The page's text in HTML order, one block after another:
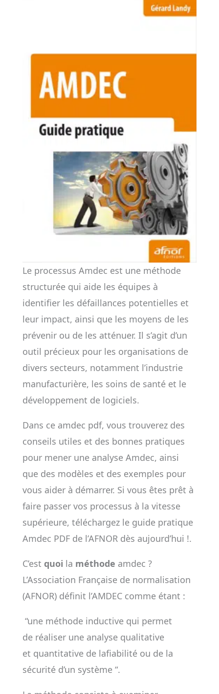
Le processus Amdec est une méthode
structurée qui aide les équipes à
identifier les défaillances potentielles et
leur impact, ainsi que les moyens de les
prévenir ou de les atténuer. Il s’agit d’un
outil précieux pour les organisations de
divers secteurs, notamment l’industrie
manufacturière, les soins de santé et le
développement de logiciels.
Dans ce amdec pdf, vous trouverez des
conseils utiles et des bonnes pratiques
pour mener une analyse Amdec, ainsi
que des modèles et des exemples pour
vous aider à démarrer. Si vous êtes prêt à
faire passer vos processus à la vitesse
supérieure, téléchargez le guide pratique
Amdec PDF de l’AFNOR dès aujourd’hui !.
C’est quoi la méthode amdec ?
L’Association Française de normalisation
(AFNOR) définit l’AMDEC comme étant :
“une méthode inductive qui permet
de réaliser une analyse qualitative
et quantitative de lafiabilité ou de la
sécurité d’un système “.